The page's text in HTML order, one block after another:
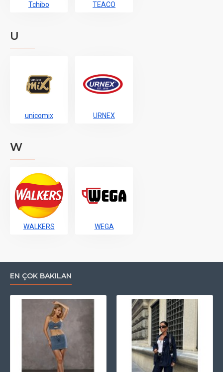
Tchibo TEACO
U
unicomix URNEX
W
WALKERS WEGA
EN ÇOK BAKILAN